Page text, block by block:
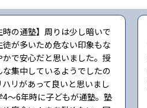
時の通塾】周りは少し暗いで
徒が多いため危ない印象もな
かで安心だと思いました。授
な集中しているようでしたの
ハリがあって良いと思いまし
4〜6年時に子どもが通塾。塾